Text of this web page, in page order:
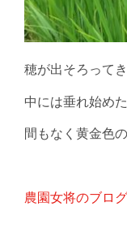
穂が出そろってき
中には垂れ始め
間もなく黄金色
農園女将のブログ